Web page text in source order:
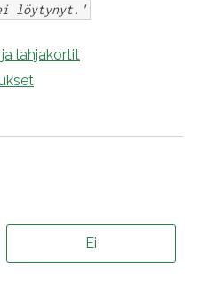
löytynyt.'
lahjakortit
Ei